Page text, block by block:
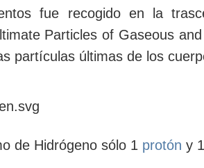
fue recogido en la
Particles of Gaseous
partículas últimas de los
Hidrógeno sólo 1 protón y